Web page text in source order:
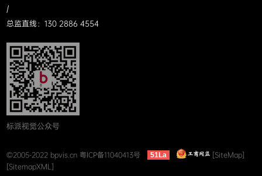
/
总监直线：130 2886 4554
标派视觉公众号
©2005-2022 bpvis.cn 粤ICP备11040413号 51La
[SiteMap]
[SitemapXML]